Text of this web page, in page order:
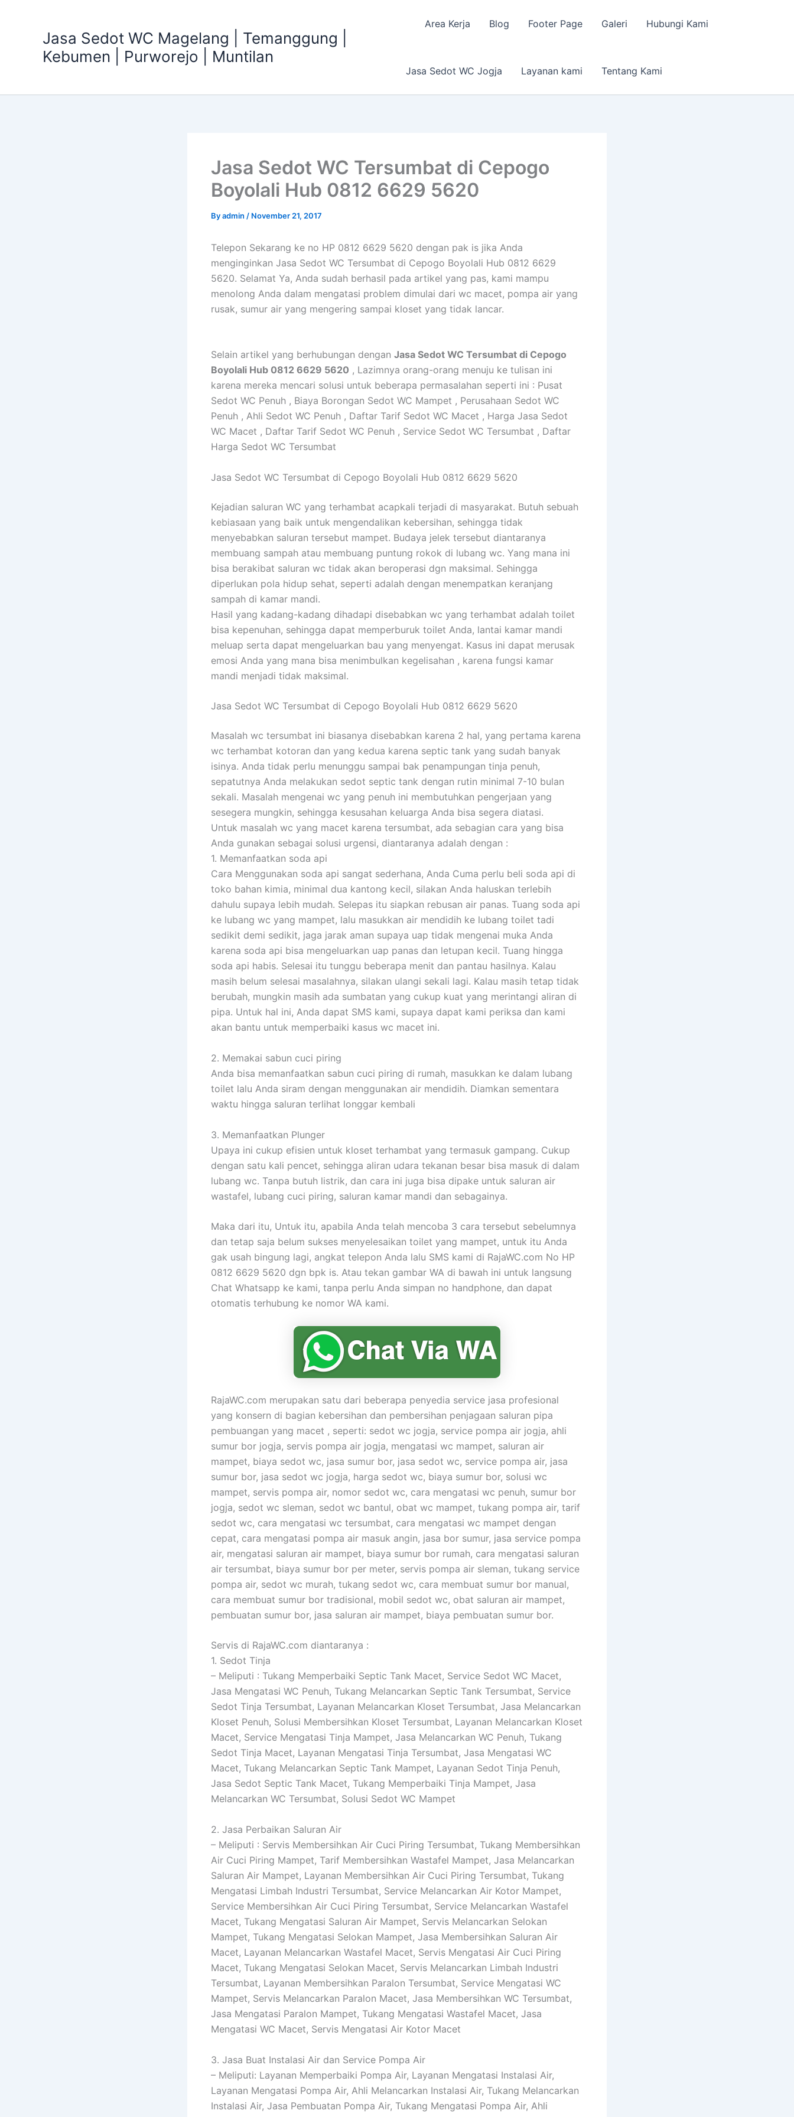
Jasa Sedot WC Magelang | Temanggung |
Kebumen | Purworejo | Muntilan
Area Kerja Blog Footer Page Galeri Hubungi Kami
Jasa Sedot WC Jogja Layanan kami Tentang Kami
Jasa Sedot WC Tersumbat di Cepogo
Boyolali Hub 0812 6629 5620
Byadmin / November 21, 2017
Telepon Sekarang ke no HP 0812 6629 5620 dengan pak is jika Anda
menginginkan Jasa Sedot WC Tersumbat di Cepogo Boyolali Hub 0812 6629
5620. Selamat Ya, Anda sudah berhasil pada artikel yang pas, kami mampu
menolong Anda dalam mengatasi problem dimulai dari wc macet, pompa air yang
rusak, sumur air yang mengering sampai kloset yang tidak lancar.
Selain artikel yang berhubungan dengan Jasa Sedot WC Tersumbat di Cepogo
Boyolali Hub 0812 6629 5620 , Lazimnya orang-orang menuju ke tulisan ini
karena mereka mencari solusi untuk beberapa permasalahan seperti ini : Pusat
Sedot WC Penuh , Biaya Borongan Sedot WC Mampet , Perusahaan Sedot WC
Penuh , Ahli Sedot WC Penuh , Daftar Tarif Sedot WC Macet , Harga Jasa Sedot
WC Macet , Daftar Tarif Sedot WC Penuh , Service Sedot WC Tersumbat , Daftar
Harga Sedot WC Tersumbat
Jasa Sedot WC Tersumbat di Cepogo Boyolali Hub 0812 6629 5620
Kejadian saluran WC yang terhambat acapkali terjadi di masyarakat. Butuh sebuah
kebiasaan yang baik untuk mengendalikan kebersihan, sehingga tidak
menyebabkan saluran tersebut mampet. Budaya jelek tersebut diantaranya
membuang sampah atau membuang puntung rokok di lubang wc. Yang mana ini
bisa berakibat saluran wc tidak akan beroperasi dgn maksimal. Sehingga
diperlukan pola hidup sehat, seperti adalah dengan menempatkan keranjang
sampah di kamar mandi.
Hasil yang kadang-kadang dihadapi disebabkan wc yang terhambat adalah toilet
bisa kepenuhan, sehingga dapat memperburuk toilet Anda, lantai kamar mandi
meluap serta dapat mengeluarkan bau yang menyengat. Kasus ini dapat merusak
emosi Anda yang mana bisa menimbulkan kegelisahan , karena fungsi kamar
mandi menjadi tidak maksimal.
Jasa Sedot WC Tersumbat di Cepogo Boyolali Hub 0812 6629 5620
Masalah wc tersumbat ini biasanya disebabkan karena 2 hal, yang pertama karena
wc terhambat kotoran dan yang kedua karena septic tank yang sudah banyak
isinya. Anda tidak perlu menunggu sampai bak penampungan tinja penuh,
sepatutnya Anda melakukan sedot septic tank dengan rutin minimal 7-10 bulan
sekali. Masalah mengenai wc yang penuh ini membutuhkan pengerjaan yang
sesegera mungkin, sehingga kesusahan keluarga Anda bisa segera diatasi.
Untuk masalah wc yang macet karena tersumbat, ada sebagian cara yang bisa
Anda gunakan sebagai solusi urgensi, diantaranya adalah dengan :
1. Memanfaatkan soda api
Cara Menggunakan soda api sangat sederhana, Anda Cuma perlu beli soda api di
toko bahan kimia, minimal dua kantong kecil, silakan Anda haluskan terlebih
dahulu supaya lebih mudah. Selepas itu siapkan rebusan air panas. Tuang soda api
ke lubang wc yang mampet, lalu masukkan air mendidih ke lubang toilet tadi
sedikit demi sedikit, jaga jarak aman supaya uap tidak mengenai muka Anda
karena soda api bisa mengeluarkan uap panas dan letupan kecil. Tuang hingga
soda api habis. Selesai itu tunggu beberapa menit dan pantau hasilnya. Kalau
masih belum selesai masalahnya, silakan ulangi sekali lagi. Kalau masih tetap tidak
berubah, mungkin masih ada sumbatan yang cukup kuat yang merintangi aliran di
pipa. Untuk hal ini, Anda dapat SMS kami, supaya dapat kami periksa dan kami
akan bantu untuk memperbaiki kasus wc macet ini.
2. Memakai sabun cuci piring
Anda bisa memanfaatkan sabun cuci piring di rumah, masukkan ke dalam lubang
toilet lalu Anda siram dengan menggunakan air mendidih. Diamkan sementara
waktu hingga saluran terlihat longgar kembali
3. Memanfaatkan Plunger
Upaya ini cukup efisien untuk kloset terhambat yang termasuk gampang. Cukup
dengan satu kali pencet, sehingga aliran udara tekanan besar bisa masuk di dalam
lubang wc. Tanpa butuh listrik, dan cara ini juga bisa dipake untuk saluran air
wastafel, lubang cuci piring, saluran kamar mandi dan sebagainya.
Maka dari itu, Untuk itu, apabila Anda telah mencoba 3 cara tersebut sebelumnya
dan tetap saja belum sukses menyelesaikan toilet yang mampet, untuk itu Anda
gak usah bingung lagi, angkat telepon Anda lalu SMS kami di RajaWC.com No HP
0812 6629 5620 dgn bpk is. Atau tekan gambar WA di bawah ini untuk langsung
Chat Whatsapp ke kami, tanpa perlu Anda simpan no handphone, dan dapat
otomatis terhubung ke nomor WA kami.
RajaWC.com merupakan satu dari beberapa penyedia service jasa profesional
yang konsern di bagian kebersihan dan pembersihan penjagaan saluran pipa
pembuangan yang macet , seperti: sedot wc jogja, service pompa air jogja, ahli
sumur bor jogja, servis pompa air jogja, mengatasi wc mampet, saluran air
mampet, biaya sedot wc, jasa sumur bor, jasa sedot wc, service pompa air, jasa
sumur bor, jasa sedot wc jogja, harga sedot wc, biaya sumur bor, solusi wc
mampet, servis pompa air, nomor sedot wc, cara mengatasi wc penuh, sumur bor
jogja, sedot wc sleman, sedot wc bantul, obat wc mampet, tukang pompa air, tarif
sedot wc, cara mengatasi wc tersumbat, cara mengatasi wc mampet dengan
cepat, cara mengatasi pompa air masuk angin, jasa bor sumur, jasa service pompa
air, mengatasi saluran air mampet, biaya sumur bor rumah, cara mengatasi saluran
air tersumbat, biaya sumur bor per meter, servis pompa air sleman, tukang service
pompa air, sedot wc murah, tukang sedot wc, cara membuat sumur bor manual,
cara membuat sumur bor tradisional, mobil sedot wc, obat saluran air mampet,
pembuatan sumur bor, jasa saluran air mampet, biaya pembuatan sumur bor.
Servis di RajaWC.com diantaranya :
1. Sedot Tinja
– Meliputi : Tukang Memperbaiki Septic Tank Macet, Service Sedot WC Macet,
Jasa Mengatasi WC Penuh, Tukang Melancarkan Septic Tank Tersumbat, Service
Sedot Tinja Tersumbat, Layanan Melancarkan Kloset Tersumbat, Jasa Melancarkan
Kloset Penuh, Solusi Membersihkan Kloset Tersumbat, Layanan Melancarkan Kloset
Macet, Service Mengatasi Tinja Mampet, Jasa Melancarkan WC Penuh, Tukang
Sedot Tinja Macet, Layanan Mengatasi Tinja Tersumbat, Jasa Mengatasi WC
Macet, Tukang Melancarkan Septic Tank Mampet, Layanan Sedot Tinja Penuh,
Jasa Sedot Septic Tank Macet, Tukang Memperbaiki Tinja Mampet, Jasa
Melancarkan WC Tersumbat, Solusi Sedot WC Mampet
2. Jasa Perbaikan Saluran Air
– Meliputi : Servis Membersihkan Air Cuci Piring Tersumbat, Tukang Membersihkan
Air Cuci Piring Mampet, Tarif Membersihkan Wastafel Mampet, Jasa Melancarkan
Saluran Air Mampet, Layanan Membersihkan Air Cuci Piring Tersumbat, Tukang
Mengatasi Limbah Industri Tersumbat, Service Melancarkan Air Kotor Mampet,
Service Membersihkan Air Cuci Piring Tersumbat, Service Melancarkan Wastafel
Macet, Tukang Mengatasi Saluran Air Mampet, Servis Melancarkan Selokan
Mampet, Tukang Mengatasi Selokan Mampet, Jasa Membersihkan Saluran Air
Macet, Layanan Melancarkan Wastafel Macet, Servis Mengatasi Air Cuci Piring
Macet, Tukang Mengatasi Selokan Macet, Servis Melancarkan Limbah Industri
Tersumbat, Layanan Membersihkan Paralon Tersumbat, Service Mengatasi WC
Mampet, Servis Melancarkan Paralon Macet, Jasa Membersihkan WC Tersumbat,
Jasa Mengatasi Paralon Mampet, Tukang Mengatasi Wastafel Macet, Jasa
Mengatasi WC Macet, Servis Mengatasi Air Kotor Macet
3. Jasa Buat Instalasi Air dan Service Pompa Air
– Meliputi: Layanan Memperbaiki Pompa Air, Layanan Mengatasi Instalasi Air,
Layanan Mengatasi Pompa Air, Ahli Melancarkan Instalasi Air, Tukang Melancarkan
Instalasi Air, Jasa Pembuatan Pompa Air, Tukang Mengatasi Pompa Air, Ahli